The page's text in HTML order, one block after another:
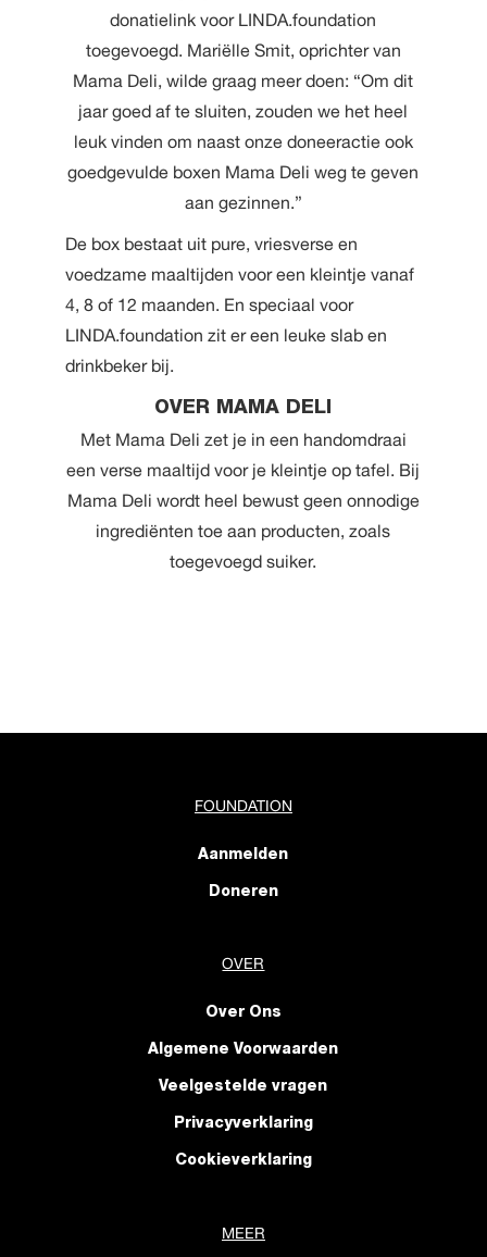
donatielink voor LINDA.foundation
toegevoegd. Mariëlle Smit, oprichter van
Mama Deli, wilde graag meer doen: “Om dit
jaar goed af te sluiten, zouden we het heel
leuk vinden om naast onze doneeractie ook
goedgevulde boxen Mama Deli weg te geven
aan gezinnen.”
De box bestaat uit pure, vriesverse en
voedzame maaltijden voor een kleintje vanaf
4, 8 of 12 maanden. En speciaal voor
LINDA.foundation zit er een leuke slab en
drinkbeker bij.
OVER MAMA DELI
Met Mama Deli zet je in een handomdraai
een verse maaltijd voor je kleintje op tafel. Bij
Mama Deli wordt heel bewust geen onnodige
ingrediënten toe aan producten, zoals
toegevoegd suiker.
FOUNDATION
Aanmelden
Doneren
OVER
Over Ons
Algemene Voorwaarden
Veelgestelde vragen
Privacyverklaring
Cookieverklaring
MEER